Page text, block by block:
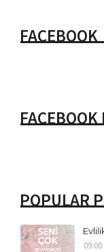
FACEBOOK
POPULAR
09:00